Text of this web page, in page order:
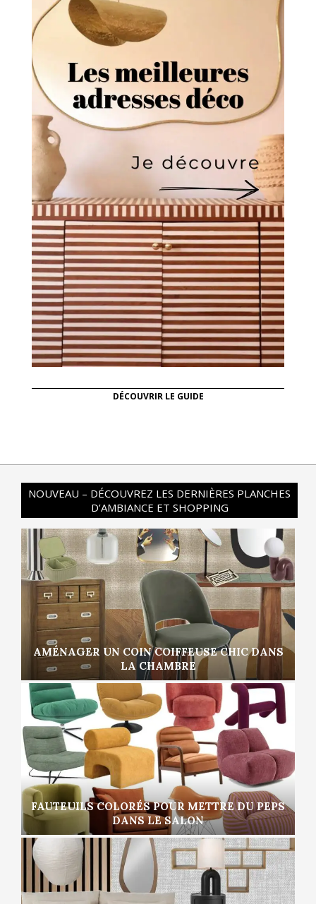
DÉCOUVRIR LE GUIDE
NOUVEAU – DÉCOUVREZ LES DERNIÈRES PLANCHES
D’AMBIANCE ET SHOPPING
AMÉNAGER UN COIN COIFFEUSE CHIC DANS
LA CHAMBRE
FAUTEUILS COLORÉS POUR METTRE DU PEPS
DANS LE SALON